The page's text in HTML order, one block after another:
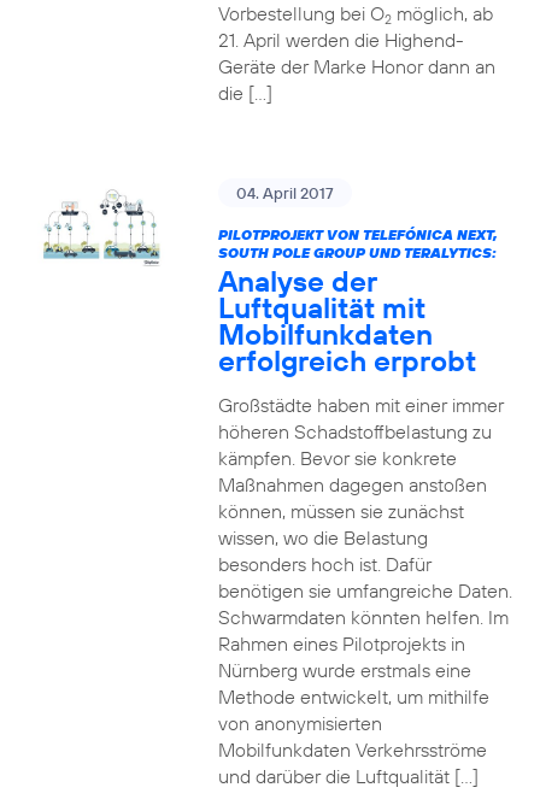
Vorbestellung bei O2möglich, ab
21. April werden die Highend-
Geräte der Marke Honor dann an
die […]
04. April 2017
PILOTPROJEKT VON TELEFÓNICA NEXT,
SOUTH POLE GROUP UND TERALYTICS:
Analyse der
Luftqualität mit
Mobilfunkdaten
erfolgreich erprobt
Großstädte haben mit einer immer
höheren Schadstoffbelastung zu
kämpfen. Bevor sie konkrete
Maßnahmen dagegen anstoßen
können, müssen sie zunächst
wissen, wo die Belastung
besonders hoch ist. Dafür
benötigen sie umfangreiche Daten.
Schwarmdaten könnten helfen. Im
Rahmen eines Pilotprojekts in
Nürnberg wurde erstmals eine
Methode entwickelt, um mithilfe
von anonymisierten
Mobilfunkdaten Verkehrsströme
und darüber die Luftqualität […]